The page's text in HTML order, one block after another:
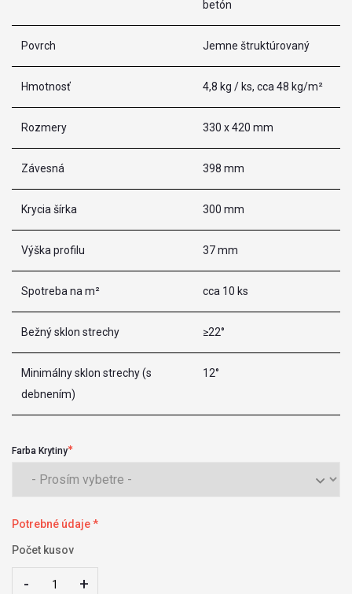
betón
Povrch Jemne štruktúrovaný
Hmotnosť 4,8 kg / ks, cca 48 kg/m²
Rozmery 330 x 420 mm
Závesná 398 mm
Krycia šírka 300 mm
Výška profilu 37 mm
Spotreba na m² cca 10 ks
Bežný sklon strechy ≥22°
Minimálny sklon strechy (s
debnením)
12°
Farba Krytiny
Potrebné údaje *
Počet kusov
- +
- +